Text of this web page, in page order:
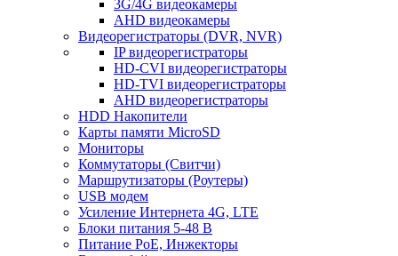
3G/4G видеокамеры
AHD видеокамеры
Видеорегистраторы (DVR, NVR)
IP видеорегистраторы
HD-CVI видеорегистраторы
HD-TVI видеорегистраторы
AHD видеорегистраторы
HDD Накопители
Карты памяти MicroSD
Мониторы
Коммутаторы (Свитчи)
Маршрутизаторы (Роутеры)
USB модем
Усиление Интернета 4G, LTE
Блоки питания 5-48 В
Питание PoE, Инжекторы